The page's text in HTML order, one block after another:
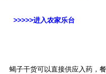
>>>>>进入农家乐台
蝎子干货可以直接供应入药，